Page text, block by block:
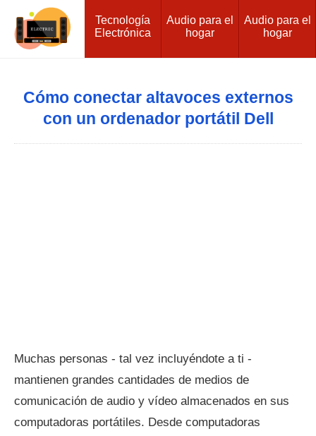
Tecnología
Electrónica
Audio para el
hogar
Audio para el
hogar
Cómo conectar altavoces externos
con un ordenador portátil Dell
Muchas personas - tal vez incluyéndote a ti -
mantienen grandes cantidades de medios de
comunicación de audio y vídeo almacenados en sus
computadoras portátiles. Desde computadoras